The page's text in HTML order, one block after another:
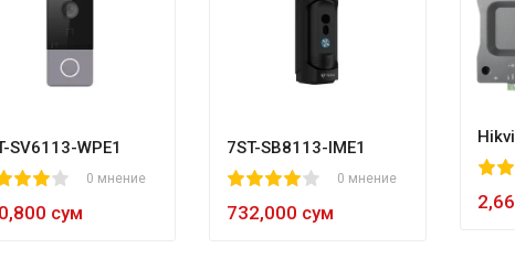
SV6113-WPE1
0 мнение
сум
7ST-SB8113-IME1
80 1 2 0 мнение
732,000 сум
100